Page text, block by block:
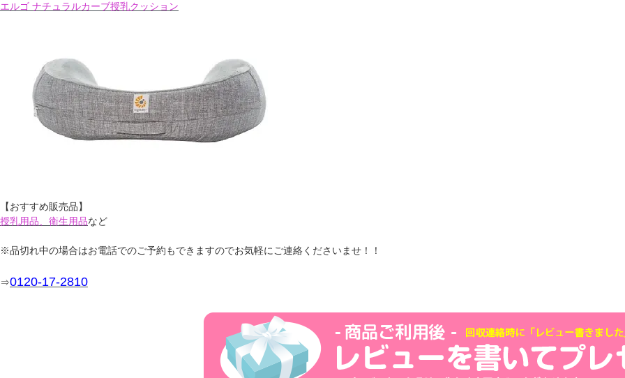
エルゴ ナチュラルカーブ授乳クッション
【おすすめ販売品】
授乳用品、衛生用品など
※品切れ中の場合はお電話でのご予約もできますのでお気軽にご連絡くださいませ！！
⇒0120-17-2810